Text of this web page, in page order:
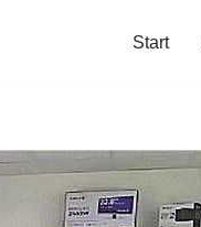
Start